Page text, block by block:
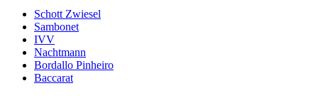
Schott Zwiesel
Sambonet
IVV
Nachtmann
Bordallo Pinheiro
Baccarat